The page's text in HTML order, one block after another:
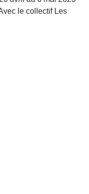
le collectif Les